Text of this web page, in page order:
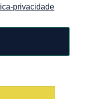
privacidade